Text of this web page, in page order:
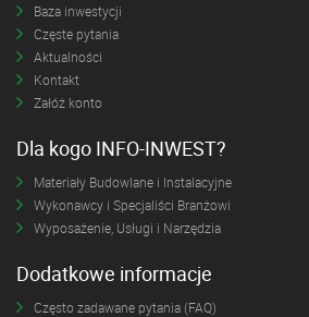
Baza inwestycji
Częste pytania
Aktualności
Kontakt
Załóż konto
Dla kogo INFO-INWEST?
Materiały Budowlane i Instalacyjne
Wykonawcy i Specjaliści Branżowi
Wyposażenie, Usługi i Narzędzia
Dodatkowe informacje
Często zadawane pytania (FAQ)